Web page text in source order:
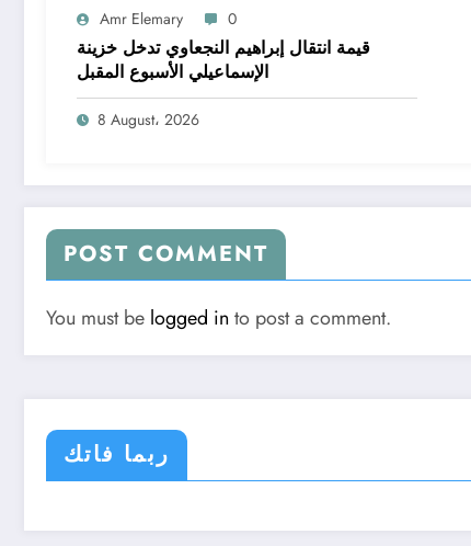
Amr Elemary 0
قيمة انتقال إبراهيم النجعاوي تدخل خزينة
الإسماعيلي الأسبوع المقبل
8 August، 2026
POST COMMENT
You must be logged in to post a comment.
ربما فاتك